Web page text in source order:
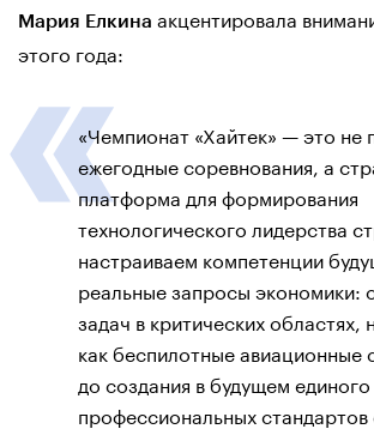
Мария Елкина акцентировала
этого года:
«Чемпионат «Хайтек» — это не
ежегодные соревнования, а
платформа для формирования
технологического лидерства
настраиваем компетенции
реальные запросы экономики:
задач в критических областях,
как беспилотные авиационные
до создания в будущем
профессиональных